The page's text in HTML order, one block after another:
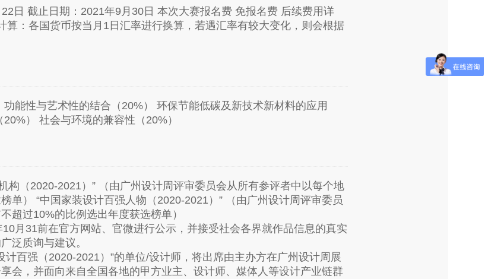
日 截止日期：2021年9月30日 本次大赛报名费 免报名费 后续费用详
算：各国货币按当月1日汇率进行换算，若遇汇率有较大变化，则会根据
能性与艺术性的结合（20%） 环保节能低碳及新技术新材料的应用
） 社会与环境的兼容性（20%）
构（2020-2021）” （由广州设计周评审委员会从所有参评者中以每个地
单） “中国家装设计百强人物（2020-2021）” （由广州设计周评审委员
超过10%的比例选出年度获选榜单）
月31前在官方网站、官微进行公示，并接受社会各界就作品信息的真实
泛质询与建议。
计百强（2020-2021）”的单位/设计师，将出席由主办方在广州设计周展
会，并面向来自全国各地的甲方业主、设计师、媒体人等设计产业链群